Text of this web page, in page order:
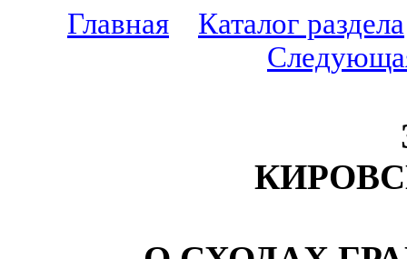
Главная
Каталог раздела